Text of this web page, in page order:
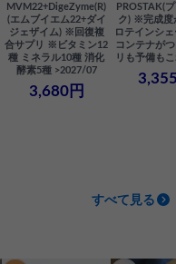
MVM22+DigeZyme(R)
(エムブイエム22+ダイ
ジェザイム) ※回復複
合サプリ ※ビタミン12
種 ミネラル10種 消化
酵素5種 >2027/07
3,680円
PROSTAK(
ク) ※完成度
ロテインシ
コンテナが
リも予備も
すべて見る